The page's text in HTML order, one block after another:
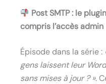
Post SMTP : le
compris l’accès admin
Épisode dans la série :
gens laissent leur
sans mises à jour ? ».